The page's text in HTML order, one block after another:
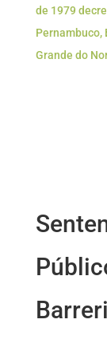
de 1979
Pernambuco,
Grande do